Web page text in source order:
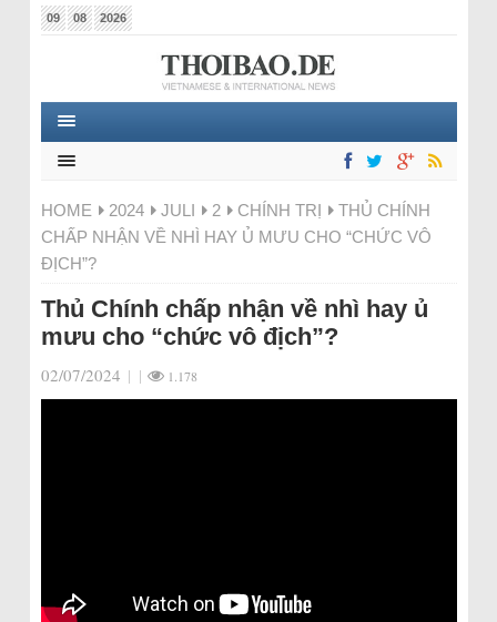
09 08 2026
HOME 2024 JULI 2 CHÍNH TRỊ
THỦ CHÍNH
CHẤP NHẬN VỀ NHÌ HAY Ủ MƯU CHO “CHỨC VÔ
ĐỊCH”?
Thủ Chính chấp nhận về nhì hay ủ
mưu cho “chức vô địch”?
02/07/2024 | | 1.178